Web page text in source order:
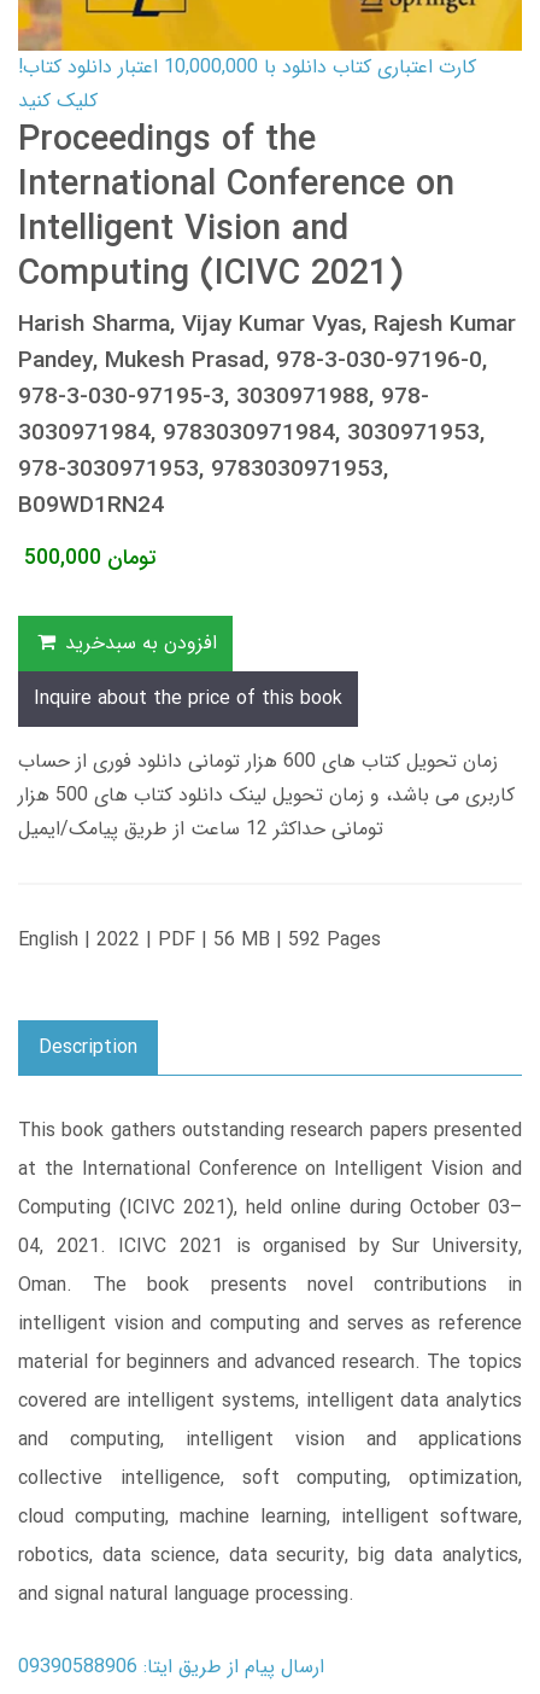
کارت اعتباری کتاب دانلود با 10,000,000 اعتبار دانلود کتاب!
کلیک کنید
Proceedings of the
International Conference on
Intelligent Vision and
Computing (ICIVC 2021)
Harish Sharma, Vijay Kumar Vyas, Rajesh Kumar
Pandey, Mukesh Prasad, 978-3-030-97196-0,
978-3-030-97195-3, 3030971988, 978-
3030971984, 9783030971984, 3030971953,
978-3030971953, 9783030971953,
B09WD1RN24
500,000 تومان
افزودن به سبدخرید
Inquire about the price of this book
زمان تحویل کتاب های 600 هزار تومانی دانلود فوری از حساب
کاربری می باشد، و زمان تحویل لینک دانلود کتاب های 500 هزار
تومانی حداکثر 12 ساعت از طریق پیامک/ایمیل
English | 2022 | PDF | 56 MB | 592 Pages
Description
This book gathers outstanding research papers presented
at the International Conference on Intelligent Vision and
Computing (ICIVC 2021), held online during October 03–
04, 2021. ICIVC 2021 is organised by Sur University,
Oman. The book presents novel contributions in
intelligent vision and computing and serves as reference
material for beginners and advanced research. The topics
covered are intelligent systems, intelligent data analytics
and computing, intelligent vision and applications
collective intelligence, soft computing, optimization,
cloud computing, machine learning, intelligent software,
robotics, data science, data security, big data analytics,
and signal natural language processing.
ارسال پیام از طریق ایتا: 09390588906